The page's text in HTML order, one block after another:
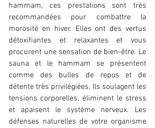
hammam, ces prestations sont très
recommandées pour combattre la
morosité en hiver. Elles ont des vertus
détoxifiantes et relaxantes et vous
procurent une sensation de bien-être. Le
sauna et le hammam se présentent
comme des bulles de repos et de
détente très privilégiées. Ils soulagent les
tensions corporelles, éliminent le stress
et apaisent le système nerveux. Les
défenses naturelles de votre organisme